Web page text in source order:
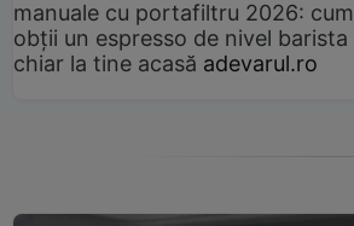
manuale cu portafiltru 2026: cum
obții un espresso de nivel barista
chiar la tine acasă adevarul.ro